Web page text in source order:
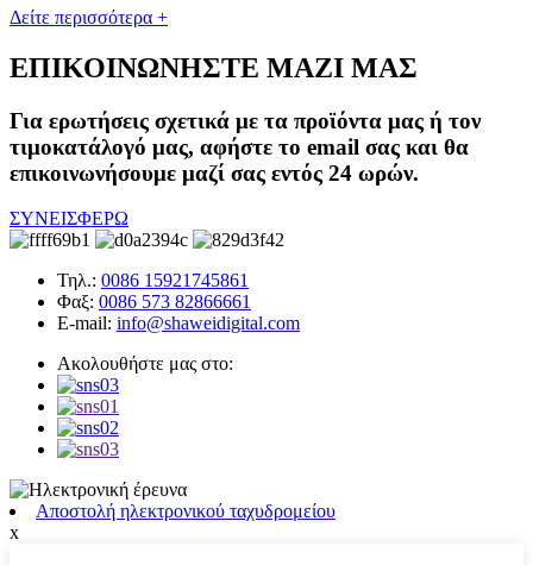
Δείτε περισσότερα +
ΕΠΙΚΟΙΝΩΝΗΣΤΕ ΜΑΖΙ ΜΑΣ
Για ερωτήσεις σχετικά με τα προϊόντα μας ή τον
τιμοκατάλογό μας, αφήστε το email σας και θα
επικοινωνήσουμε μαζί σας εντός 24 ωρών.
ΣΥΝΕΙΣΦΕΡΩ
Τηλ.: 0086 15921745861
Φαξ: 0086 573 82866661
E-mail: info@shaweidigital.com
Ακολουθήστε μας στο:
Αποστολή ηλεκτρονικού ταχυδρομείου
x